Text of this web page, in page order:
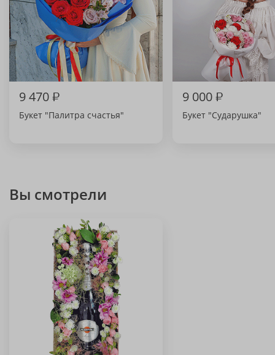
9 470₽
Букет "Палитра счастья"
9 000₽
Букет "Сударушка"
Вы смотрели